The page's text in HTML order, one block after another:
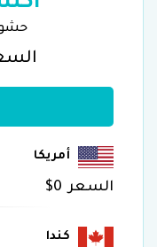
حشو
أمريكا
السعر $0
كندا